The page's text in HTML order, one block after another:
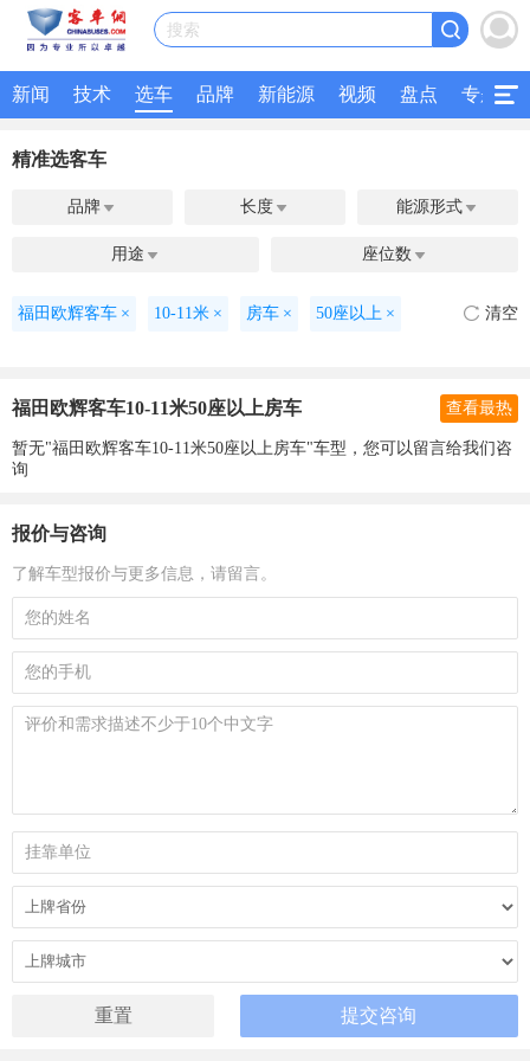
搜索
新闻 技术 选车 品牌 新能源 视频 盘点 专题
精准选客车
品牌  长度  能源形式 
用途  座位数 
福田欧辉客车 × 10-11米 × 房车 × 50座以上 × 清空
福田欧辉客车10-11米50座以上房车 查看最热
暂无"福田欧辉客车10-11米50座以上房车"车型，您可以留言给我们咨
询
报价与咨询
了解车型报价与更多信息，请留言。